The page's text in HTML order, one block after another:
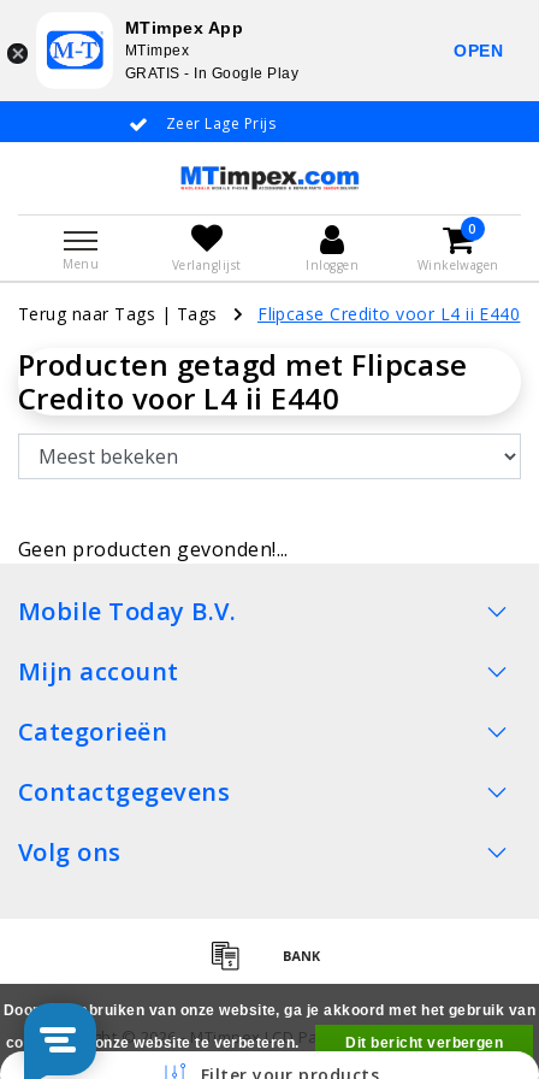
Zeer Lage Prijs
Menu Verlanglijst Inloggen
0
Winkelwagen
Terug naar Tags | Tags Flipcase Credito voor L4 ii E440
Producten getagd met Flipcase
Credito voor L4 ii E440
Geen producten gevonden!...
Mobile Today B.V.
Mijn account
Categorieën
Contactgegevens
Volg ons
Copyright © 2026 - MTimpex LCD Parts Cases Groothandel
Smartphone - All rights reserved
Door het gebruiken van onze website, ga je akkoord met het gebruik van
cookies om onze website te verbeteren.
Dit bericht verbergen
Meer over cookies »
MTimpex App
MTimpex
GRATIS - In Google Play
OPEN